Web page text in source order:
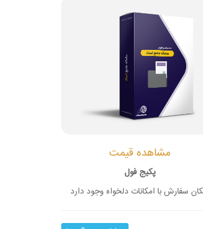
مشاهده قیمت
پکیج فول
سفارش با امکانات دلخواه وجود دارد